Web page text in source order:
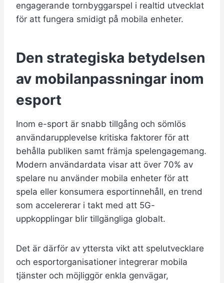
engagerande tornbyggarspel i realtid utvecklat
för att fungera smidigt på mobila enheter.
Den strategiska betydelsen
av mobilanpassningar inom
esport
Inom e-sport är snabb tillgång och sömlös
användarupplevelse kritiska faktorer för att
behålla publiken samt främja spelengagemang.
Modern användardata visar att över 70% av
spelare nu använder mobila enheter för att
spela eller konsumera esportinnehåll, en trend
som accelererar i takt med att 5G-
uppkopplingar blir tillgängliga globalt.
Det är därför av yttersta vikt att spelutvecklare
och esportorganisationer integrerar mobila
tjänster och möjliggör enkla genvägar,